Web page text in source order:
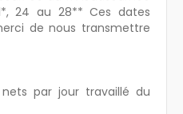
24 au 28** Ces dates
de nous transmettre
par jour travaillé du